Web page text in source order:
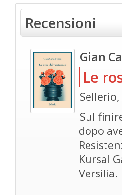
Recensioni
Gian
Le
Sellerio,
Sul
dopo
Kursal
Versilia.